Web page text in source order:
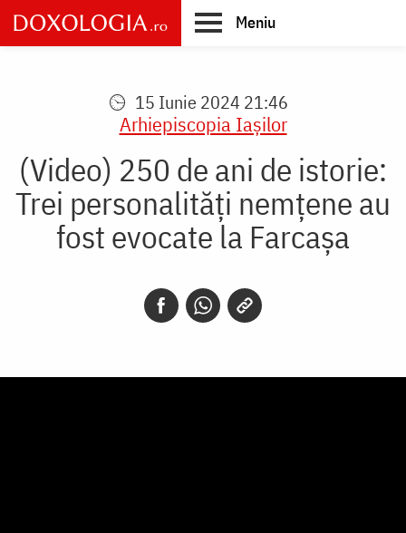
Skip
to
main
Meniu
15 Iunie 2024 21:46
Arhiepiscopia Iaşilor
(Video) 250 de ani de istorie:
Trei personalități nemțene au
fost evocate la Farcașa